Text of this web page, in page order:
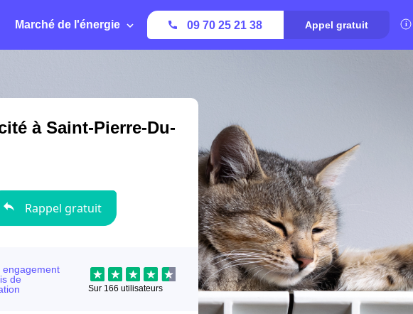
Marché de l'énergie 09 70 25 21 38 Appel gratuit